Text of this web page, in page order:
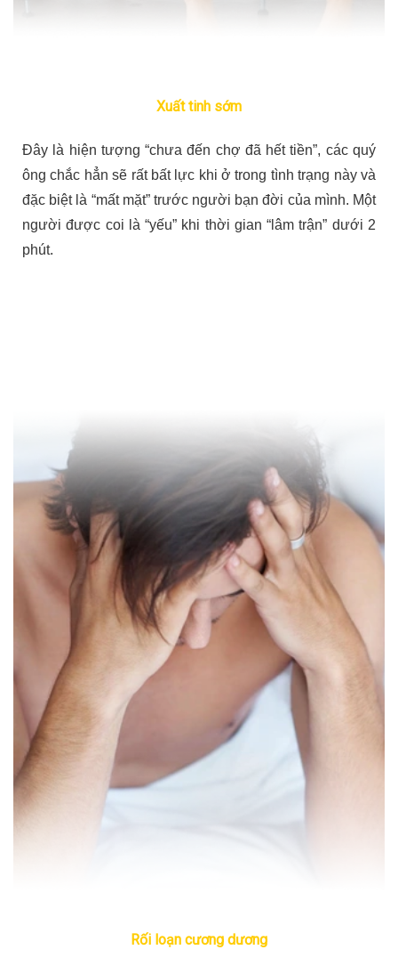
Xuất tinh sớm
Đây là hiện tượng “chưa đến chợ đã hết tiền”, các quý
ông chắc hẳn sẽ rất bất lực khi ở trong tình trạng này và
đặc biệt là “mất mặt” trước người bạn đời của mình. Một
người được coi là “yếu” khi thời gian “lâm trận” dưới 2
phút.
Rối loạn cương dương